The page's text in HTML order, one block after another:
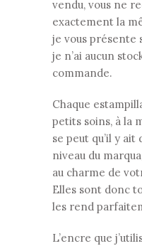
vendu, vous ne
exactement la
je vous présente
je n’ai aucun
commande.
Chaque
petits soins, à la
se peut qu’il y
niveau du
au charme de
Elles sont donc
les rend
L’encre que